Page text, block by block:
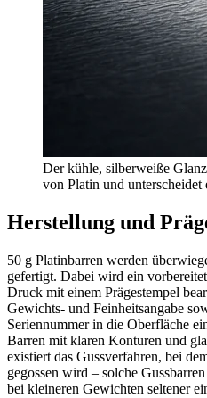
Der kühle, silberweiße
von Platin und
Herstellung und
50 g Platinbarren werden
gefertigt. Dabei wird ein
Druck mit einem Prägestempel
Gewichts- und Feinheitsangabe
Seriennummer in die Oberfläche
Barren mit klaren Konturen und
existiert das Gussverfahren, bei
gegossen wird – solche
bei kleineren Gewichten seltener